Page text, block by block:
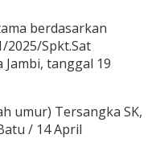
berdasarkan
2025/Spkt.Sat
tanggal 19
umur) Tersangka SK,
/ 14 April